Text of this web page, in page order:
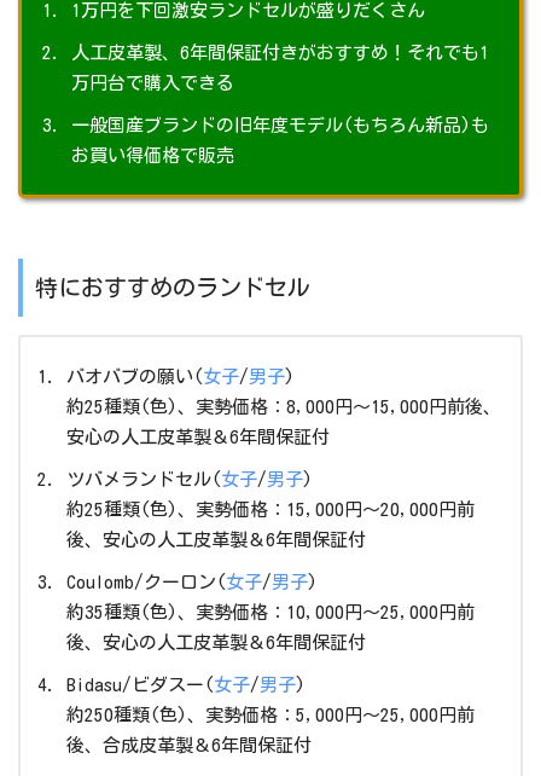
1万円を下回激安ランドセルが盛りだくさん
人工皮革製、6年間保証付きがおすすめ！それでも1
万円台で購入できる
一般国産ブランドの旧年度モデル(もちろん新品)も
お買い得価格で販売
特におすすめのランドセル
バオバブの願い( 女子/男子)
約25種類(色)、実勢価格：8,000円～15,000円前後、
安心の人工皮革製＆6年間保証付
ツバメランドセル( 女子/男子)
約25種類(色)、実勢価格：15,000円～20,000円前
後、安心の人工皮革製＆6年間保証付
Coulomb/クーロン( 女子/男子)
約35種類(色)、実勢価格：10,000円～25,000円前
後、安心の人工皮革製＆6年間保証付
Bidasu/ビダスー( 女子/男子)
約250種類(色)、実勢価格：5,000円～25,000円前
後、合成皮革製＆6年間保証付